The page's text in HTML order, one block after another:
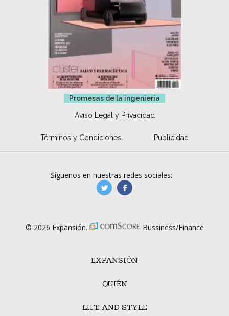
Promesas de la ingeniería
Aviso Legal y Privacidad
Términos y Condiciones Publicidad
EXPANSIÓN
QUIÉN
LIFE AND STYLE
Síguenos en nuestras redes sociales:
manufacturaGE
© 2026 Expansión. Bussiness/Finance